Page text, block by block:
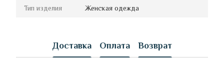
Тип изделия Женская одежда
Доставка Оплата Возврат